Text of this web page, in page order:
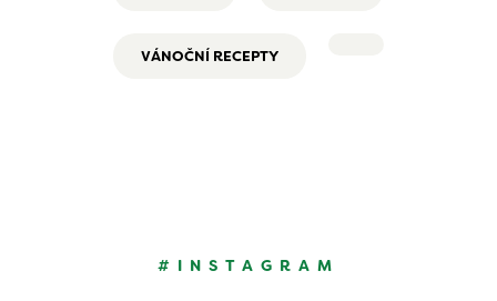
VÁNOČNÍ RECEPTY
#INSTAGRAM